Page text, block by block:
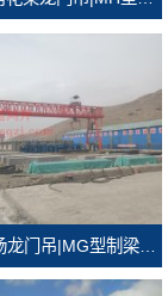
MG型制梁场龙门吊|MG型制梁场门式起重机